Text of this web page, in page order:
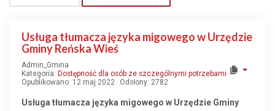
Usługa tłumacza języka migowego w Urzędzie
Gminy Reńska Wieś
Admin_Gmina
Kategoria: Dostępność dla osób ze szczególnymi potrzebami
Opublikowano: 12 maj 2022
Odsłony: 2782
Usługa tłumacza języka migowego w Urzędzie Gminy